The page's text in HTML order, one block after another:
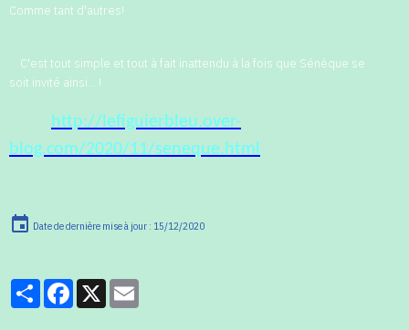
Comme tant d'autres!
C'est tout simple et tout à fait inattendu à la fois que Sénèque se
soit invité ainsi... !
http://lefiguierbleu.over-
blog.com/2020/11/seneque.html
Date de dernière mise à jour : 15/12/2020
PartagerFacebook
X